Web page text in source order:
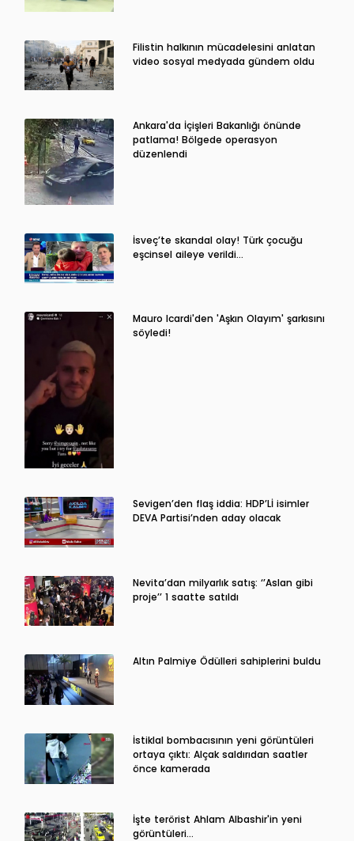
Filistin halkının mücadelesini anlatan
video sosyal medyada gündem oldu
Ankara'da İçişleri Bakanlığı önünde
patlama! Bölgede operasyon
düzenlendi
İsveç’te skandal olay! Türk çocuğu
eşcinsel aileye verildi…
Mauro Icardi'den 'Aşkın Olayım' şarkısını
söyledi!
Sevigen’den flaş iddia: HDP’Lİ isimler
DEVA Partisi’nden aday olacak
Nevita’dan milyarlık satış: ‘’Aslan gibi
proje’’ 1 saatte satıldı
Altın Palmiye Ödülleri sahiplerini buldu
İstiklal bombacısının yeni görüntüleri
ortaya çıktı: Alçak saldırıdan saatler
önce kamerada
İşte terörist Ahlam Albashir'in yeni
görüntüleri…